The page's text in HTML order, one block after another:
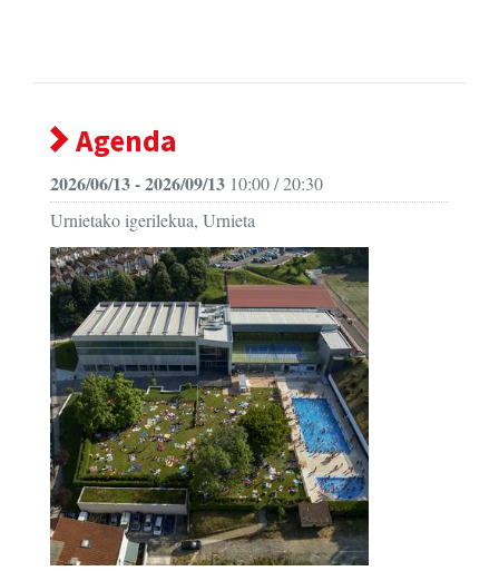
Agenda
2026/06/13 - 2026/09/13 10:00 / 20:30
Urnietako igerilekua, Urnieta